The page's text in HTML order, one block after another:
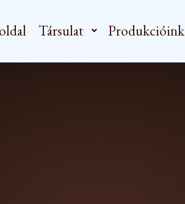
Társulat Produkcióink